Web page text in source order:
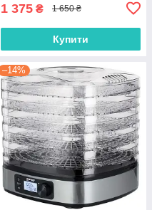
1 375 ₴ 1 650 ₴
Купити
–14%